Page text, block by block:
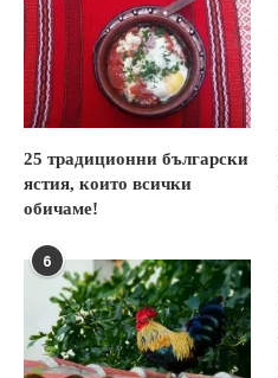
25 традиционни български
ястия, които всички
обичаме!
6